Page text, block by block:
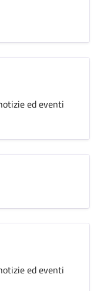
ed eventi
ed eventi